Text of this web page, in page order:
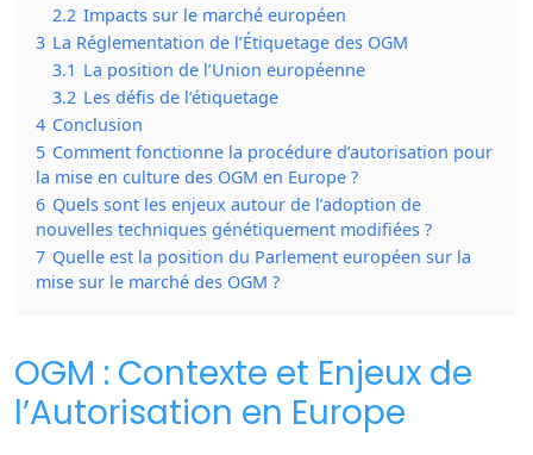
2.2 Impacts sur le marché européen
3 La Réglementation de l’Étiquetage des OGM
3.1 La position de l’Union européenne
3.2 Les défis de l’étiquetage
4 Conclusion
5 Comment fonctionne la procédure d’autorisation pour
la mise en culture des OGM en Europe ?
6 Quels sont les enjeux autour de l’adoption de
nouvelles techniques génétiquement modifiées ?
7 Quelle est la position du Parlement européen sur la
mise sur le marché des OGM ?
OGM : Contexte et Enjeux de
l’Autorisation en Europe